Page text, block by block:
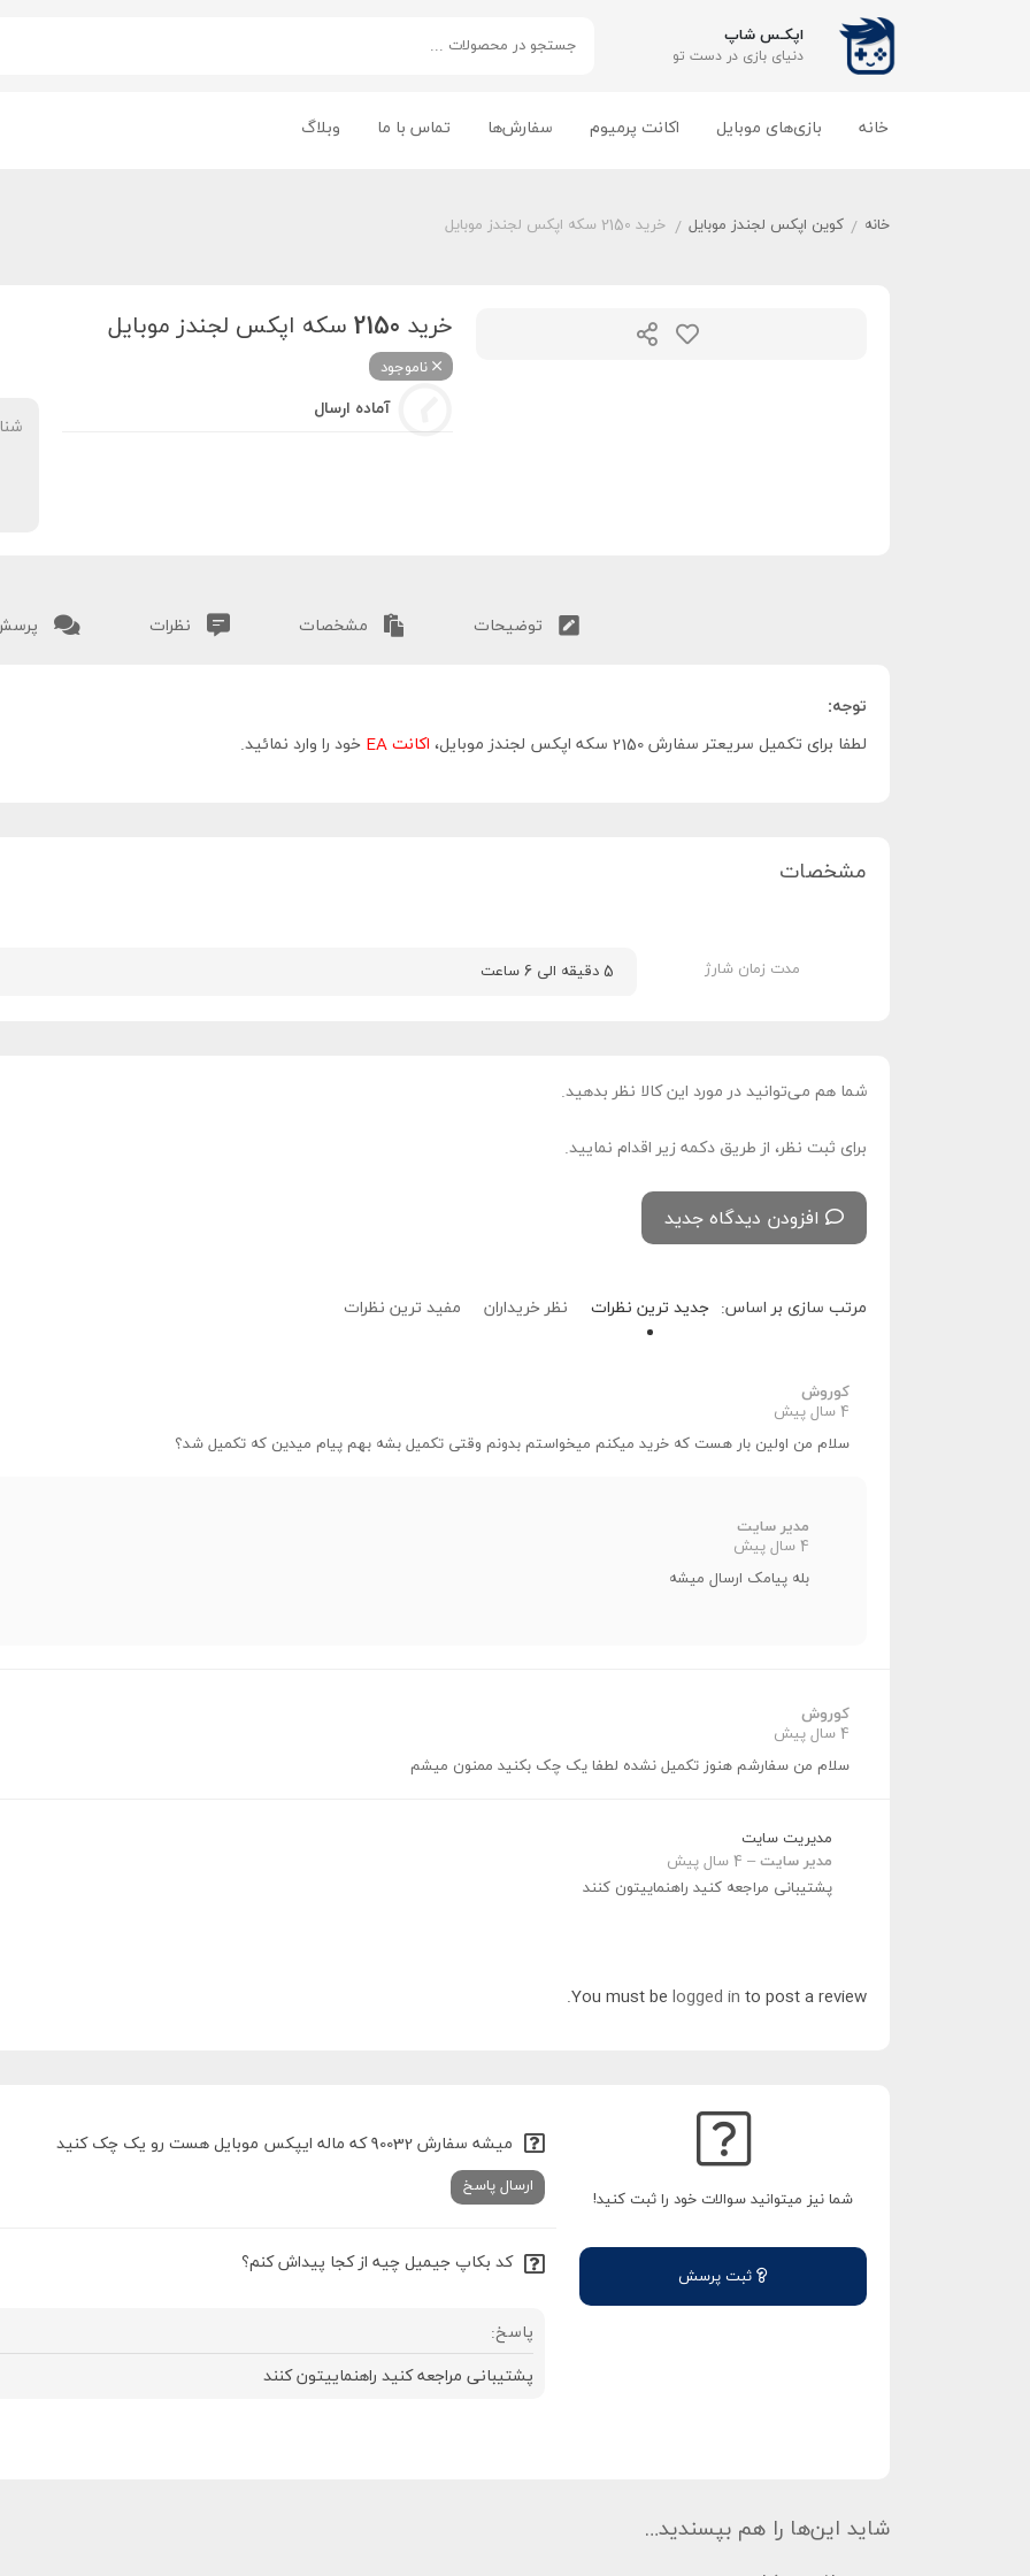
اپکـس شاپ
دنیای بازی‌ در دست تو
خانه بازی‌های موبایل اکانت پرمیوم سفارش‌ها تماس با ما وبلاگ
خانه / کوین اپکس لجندز موبایل / خرید 2150 سکه اپکس لجندز موبایل
خرید 2150 سکه اپکس لجندز موبایل
ناموجود
آماده ارسال
توضیحات مشخصات نظرات
توجه:
لطفا برای تکمیل سریعتر سفارش 2150 سکه اپکس لجندز موبایل،
اکانت EA خود را وارد نمائید.
مشخصات
مدت زمان شارژ 5 دقیقه الی 6 ساعت
شما هم می‌توانید در مورد این کالا نظر بدهید.
برای ثبت نظر، از طریق دکمه زیر اقدام نمایید.
افزودن دیدگاه جدید
مرتب سازی بر اساس: جدید ترین نظرات نظر خریداران مفید ترین نظرات
کوروش
4 سال پیش
سلام من اولین بار هست که خرید میکنم میخواستم بدونم وقتی تکمیل بشه بهم پیام میدین که تکمیل شد؟
مدیر سایت
4 سال پیش
بله پیامک ارسال میشه
کوروش
4 سال پیش
سلام من سفارشم هنوز تکمیل نشده لطفا یک چک بکنید ممنون میشم
مدیریت سایت
مدیر سایت – 4 سال پیش
پشتیبانی مراجعه کنید راهنماییتون کنند
You must be logged in to post a review.
شما نیز میتوانید سوالات خود را ثبت کنید!
میشه سفارش 90032 که ماله ایپکس موبایل هست رو یک چک کنید
ارسال پاسخ
کد بکاپ جیمیل چیه از کجا پیداش کنم؟
پاسخ:
پشتیبانی مراجعه کنید راهنماییتون کنند
شاید این‌ها را هم بپسندید…